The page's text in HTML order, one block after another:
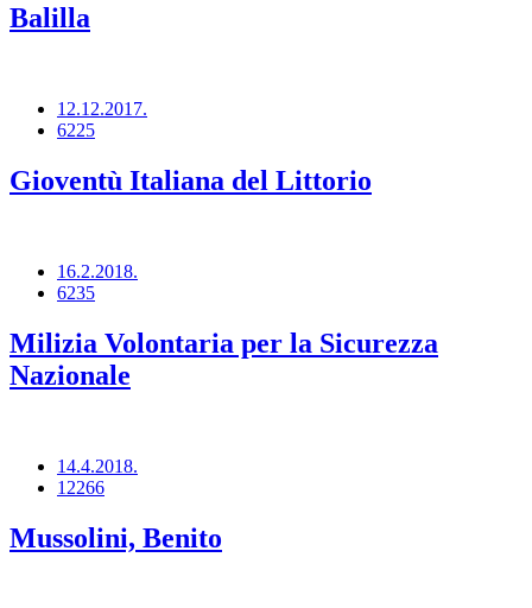
Balilla
12.12.2017.
6225
Gioventù Italiana del Littorio
16.2.2018.
6235
Milizia Volontaria per la Sicurezza
Nazionale
14.4.2018.
12266
Mussolini, Benito